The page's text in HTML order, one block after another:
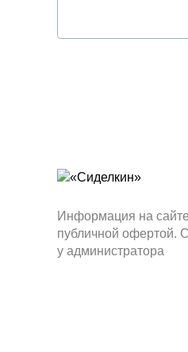
Информация на
публичной офертой.
у администратора